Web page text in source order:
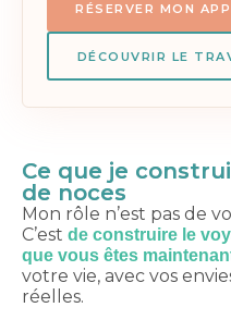
RÉSERVER MON
DÉCOUVRIR LE
Ce que je
de noces
Mon rôle n’est pas de
C’est de construire le
que vous êtes
votre vie, avec vos
réelles.